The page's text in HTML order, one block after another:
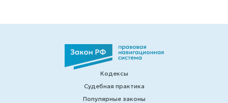
Кодексы
Судебная практика
Популярные законы